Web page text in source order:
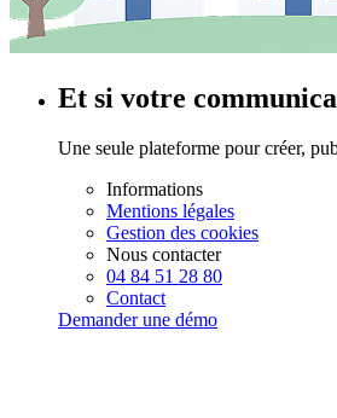
Et si votre
Une seule plateforme pour créer,
Informations
Mentions légales
Gestion des cookies
Nous contacter
04 84 51 28 80
Contact
Demander une démo